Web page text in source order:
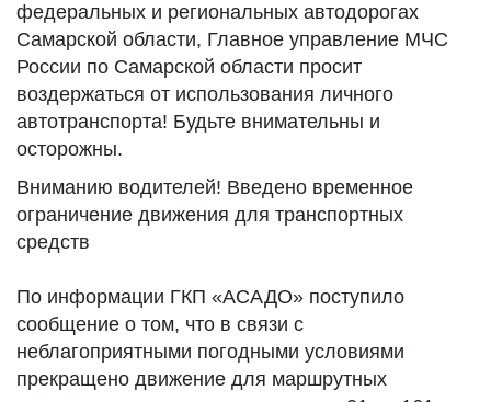
федеральных и региональных автодорогах
Самарской области, Главное управление МЧС
России по Самарской области просит
воздержаться от использования личного
автотранспорта! Будьте внимательны и
осторожны.
Вниманию водителей! Введено временное
ограничение движения для транспортных
средств
По информации ГКП «АСАДО» поступило
сообщение о том, что в связи с
неблагоприятными погодными условиями
прекращено движение для маршрутных